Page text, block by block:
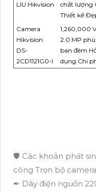
LIU Hikvision
chất lượng
Thiết kế
Camera
Hikvision
DS-
2CD1121G0-I
1,260,000
2.0 MP
ban đêm
dụng Chi
🛡 Các khoản phát
công Trọn bộ
✒ Dây điện nguồn